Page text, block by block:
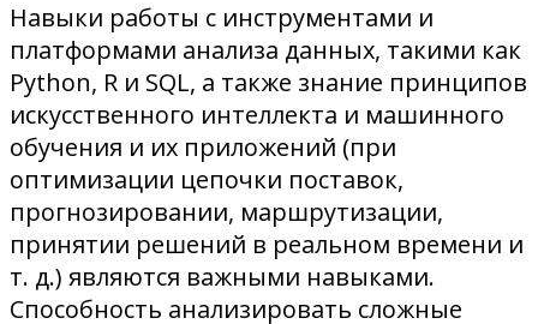
Навыки работы с инструментами и
платформами анализа данных, такими как
Python, R и SQL, а также знание принципов
искусственного интеллекта и машинного
обучения и их приложений (при
оптимизации цепочки поставок,
прогнозировании, маршрутизации,
принятии решений в реальном времени и
т. д.) являются важными навыками.
Способность анализировать сложные